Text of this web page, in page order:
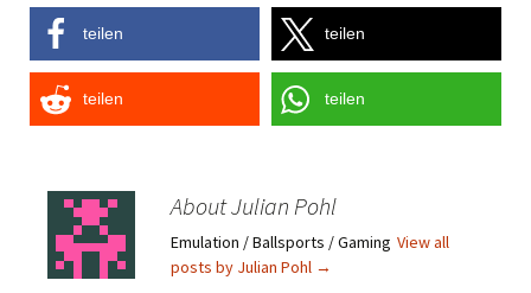
teilen teilen
teilen teilen
About Julian Pohl
Emulation / Ballsports / Gaming View all
posts by Julian Pohl →